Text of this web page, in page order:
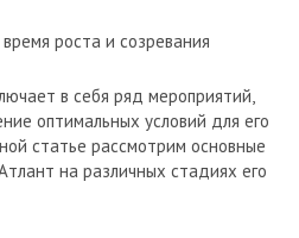
роста и созревания
в себя ряд мероприятий,
оптимальных условий для его
статье рассмотрим основные
на различных стадиях его